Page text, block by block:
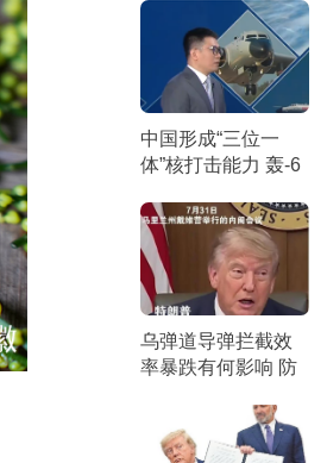
中国形成“三位一
体”核打击能力 轰-6
注
乌弹道导弹拦截效
率暴跌有何影响 防